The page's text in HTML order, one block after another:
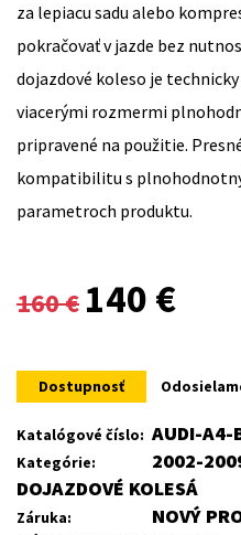
za lepiacu sadu alebo
pokračovať v jazde bez
dojazdové koleso je
viacerými rozmermi
pripravené na použitie.
kompatibilitu s
parametroch produktu.
160€
Original
was:
160 €.
140 €
is:
140 €.
Dostupnosť
Katalógové číslo: AUDI-
Kategórie: 2002-
DOJAZDOVÉ KOLESÁ
Záruka:
NOVÝ